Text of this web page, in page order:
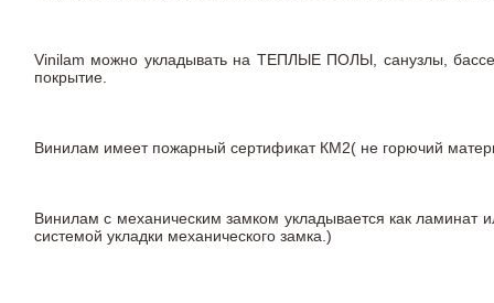
Vinilam можно укладывать на ТЕПЛЫЕ ПОЛЫ, санузлы,
покрытие.
Винилам имеет пожарный сертификат КМ2( не горючий
Винилам с механическим замком укладывается как ламинат
системой укладки механического замка.)